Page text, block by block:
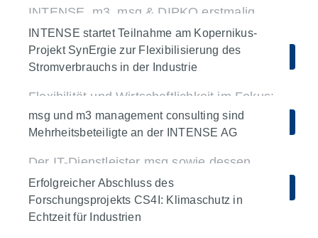
Lernerfahrung für Master-Studierende der
Mehr erfahren Unternehmen Nachhaltigkeit
INTENSE, m3, msg & DIPKO erstmalig
gemeinsam auf der E-world energy &
water: Entdecken Sie innovative Lösungen
für die Energiewirtschaft und vielfältige
Use-Cases.
Mehr erfahren Unternehmen
INTENSE startet Teilnahme am Kopernikus-
Projekt SynErgie zur Flexibilisierung des
Stromverbrauchs in der Industrie
Flexibilität und Wirtschaftlichkeit im Fokus:
Das SynErgie-Projekt Kopernikus gestaltet
mit INTENSE die energieeffiziente Zukunft
der Industrie.
Mehr erfahren Unternehmen
msg und m3 management consulting sind
Mehrheitsbeteiligte an der INTENSE AG
Der IT-Dienstleister msg sowie dessen
Tochterunternehmen m3 management
consulting GmbH erwerben gemeinsam
50,1 % der Anteile an der INTENSE AG,
Erfolgreicher Abschluss des
Forschungsprojekts CS4I: Klimaschutz in
Echtzeit für Industrien